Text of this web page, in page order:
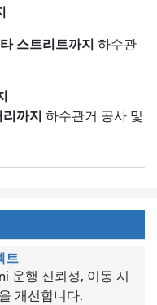
스트리트까지 하수관
까지 하수관거 공사 및
트
운행 신뢰성, 이동 시
개선합니다.